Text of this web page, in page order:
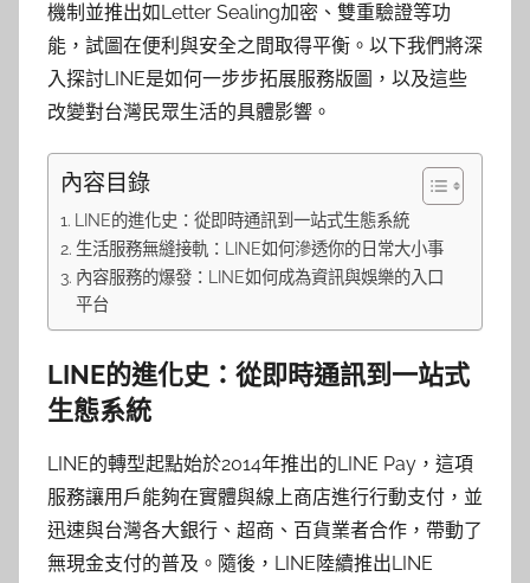
機制並推出如Letter Sealing加密、雙重驗證等功
能，試圖在便利與安全之間取得平衡。以下我們將深
入探討LINE是如何一步步拓展服務版圖，以及這些
改變對台灣民眾生活的具體影響。
內容目錄
LINE的進化史：從即時通訊到一站式生態系統
生活服務無縫接軌：LINE如何滲透你的日常大小事
內容服務的爆發：LINE如何成為資訊與娛樂的入口
平台
LINE的進化史：從即時通訊到一站式
生態系統
LINE的轉型起點始於2014年推出的LINE Pay，這項
服務讓用戶能夠在實體與線上商店進行行動支付，並
迅速與台灣各大銀行、超商、百貨業者合作，帶動了
無現金支付的普及。隨後，LINE陸續推出LINE